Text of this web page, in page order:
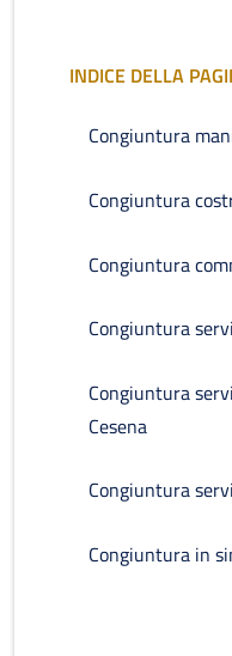
INDICE DELLA
Congiuntura
Congiuntura
Congiuntura
Congiuntura
Congiuntura
Cesena
Congiuntura
Congiuntura in